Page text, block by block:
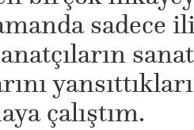
sadece
çalıştım.